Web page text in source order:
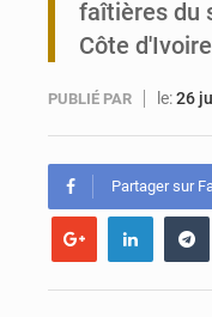
faîtières du
Côte
PUBLIÉ PAR le:26
Partager sur